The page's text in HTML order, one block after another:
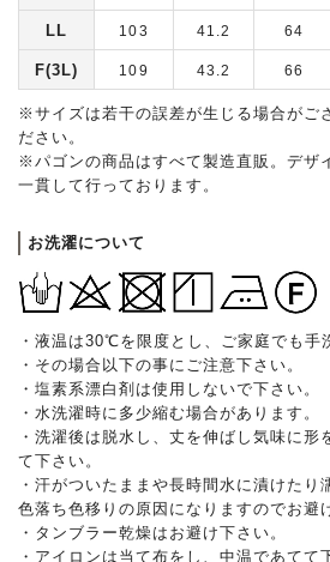
LL 103 41.2 64
F(3L) 109 43.2 66
※サイズは若干の誤差が生じる場合がご
ださい。
※パゴンの商品はすべて製造直販。デザ
一貫して行っております。
お洗濯について
・液温は30℃を限度とし、ご家庭でも手
・その場合以下の事にご注意下さい。
・塩素系漂白剤は使用しないで下さい。
・水洗濯時に多少縮む場合があります。
・洗濯後は脱水し、丈を伸ばし気味に形
て下さい。
・汗がついたままや長時間水に漬けたり
色落ち色移りの原因になりますのでお避
・タンブラー乾燥はお避け下さい。
・アイロンは当て布をし、中温であてて